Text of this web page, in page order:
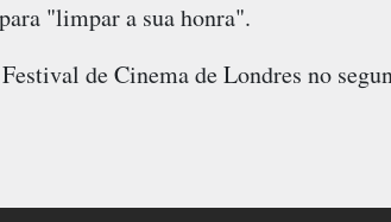
"limpar a sua honra".
de Cinema de Londres no